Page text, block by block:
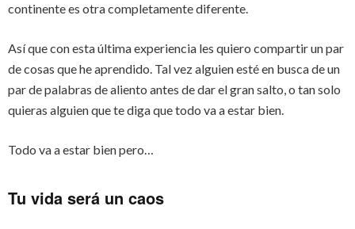
continente es otra completamente diferente.
Así que con esta última experiencia les quiero compartir un par
de cosas que he aprendido. Tal vez alguien esté en busca de un
par de palabras de aliento antes de dar el gran salto, o tan solo
quieras alguien que te diga que todo va a estar bien.
Todo va a estar bien pero…
Tu vida será un caos